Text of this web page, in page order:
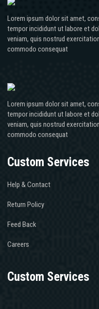
Lorem ipsum dolor sit amet,
tempor incididunt ut labore et
veniam, quis nostrud
commodo consequat
Lorem ipsum dolor sit amet,
tempor incididunt ut labore et
veniam, quis nostrud
commodo consequat
Custom Services
Help & Contact
Return Policy
Feed Back
Careers
Custom Services